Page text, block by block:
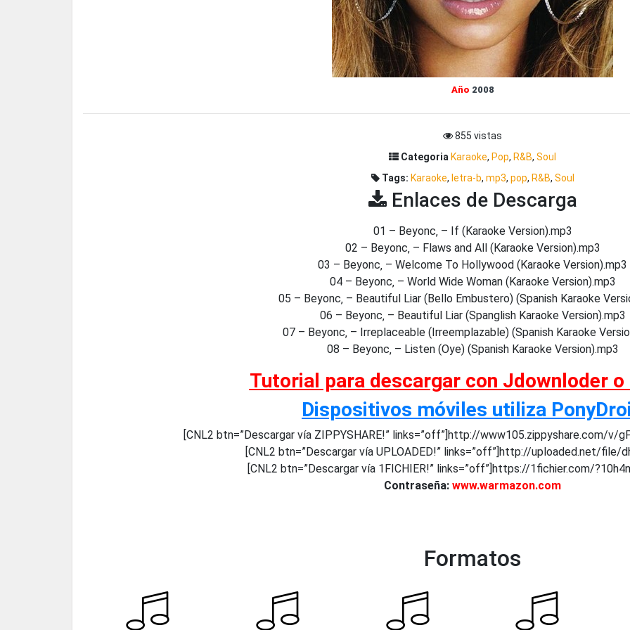
Año 2008
855 vistas
Categoria Karaoke, Pop, R&B, Soul
Tags: Karaoke, letra-b, mp3, pop, R&B, Soul
Enlaces de Descarga
01 – Beyonc‚ – If (Karaoke Version).mp3
02 – Beyonc‚ – Flaws and All (Karaoke Version).mp3
03 – Beyonc‚ – Welcome To Hollywood (Karaoke Version).mp3
04 – Beyonc‚ – World Wide Woman (Karaoke Version).mp3
05 – Beyonc‚ – Beautiful Liar (Bello Embustero) (Spanish Karaoke
06 – Beyonc‚ – Beautiful Liar (Spanglish Karaoke Version).mp3
07 – Beyonc‚ – Irreplaceable (Irreemplazable) (Spanish Karaoke
08 – Beyonc‚ – Listen (Oye) (Spanish Karaoke Version).mp3
Tutorial para descargar con Jdownloder o
Dispositivos móviles utiliza
[CNL2 btn=”Descargar vía ZIPPYSHARE!” links=”off”]http://www105.zippyshare.com/v/
[CNL2 btn=”Descargar vía UPLOADED!” links=”off”]http://uploaded.net/file/
[CNL2 btn=”Descargar vía 1FICHIER!” links=”off”]https://1fichier.com/
Contraseña: www.warmazon.com
Formatos